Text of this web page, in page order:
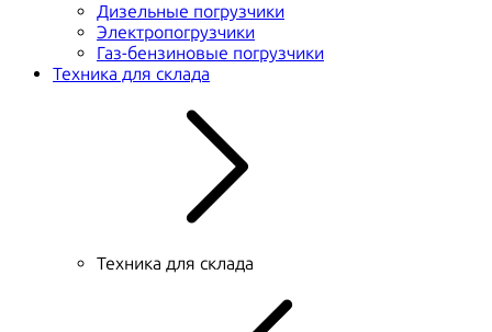
Дизельные погрузчики
Электропогрузчики
Газ-бензиновые погрузчики
Техника для склада
Техника для склада